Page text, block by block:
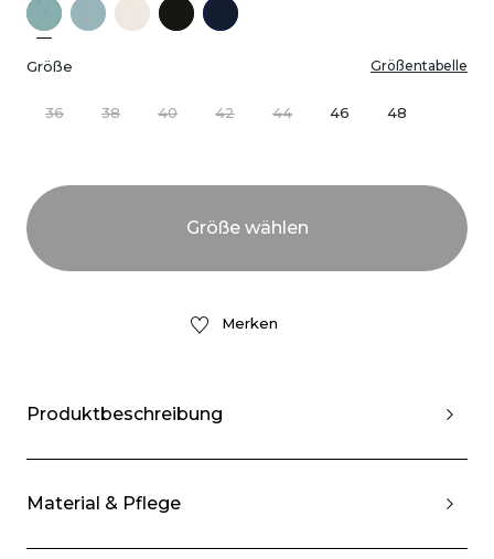
Größe Größentabelle
36 38 40 42 44 46 48
Merken
Produktbeschreibung
Material & Pflege